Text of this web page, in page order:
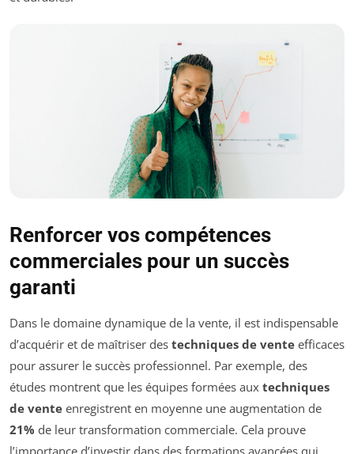
Renforcer vos compétences
commerciales pour un succès
garanti
Dans le domaine dynamique de la vente, il est indispensable
d’acquérir et de maîtriser des techniques de vente efficaces
pour assurer le succès professionnel. Par exemple, des
études montrent que les équipes formées aux techniques
de vente enregistrent en moyenne une augmentation de
21% de leur transformation commerciale. Cela prouve